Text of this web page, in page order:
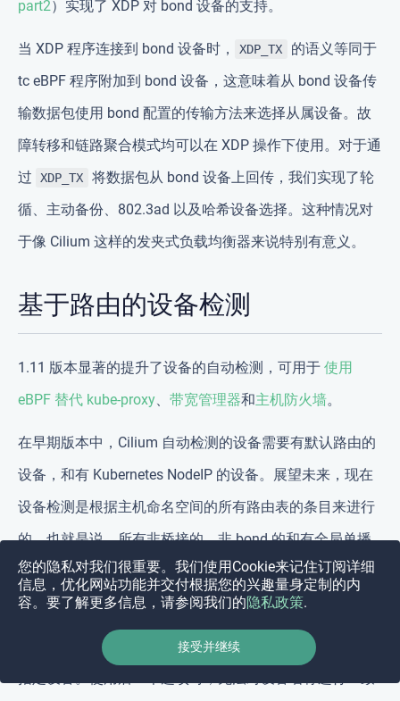
part2）实现了 XDP 对 bond 设备的支持。
当 XDP 程序连接到 bond 设备时， XDP_TX
的语义等同于
tc eBPF 程序附加到 bond 设备，这意味着从 bond 设备传
输数据包使用 bond 配置的传输方法来选择从属设备。故
障转移和链路聚合模式均可以在 XDP 操作下使用。对于通
过
XDP_TX
将数据包从 bond 设备上回传，我们实现了轮
循、主动备份、802.3ad 以及哈希设备选择。这种情况对
于像 Cilium 这样的发夹式负载均衡器来说特别有意义。
基于路由的设备检测
1.11 版本显著的提升了设备的自动检测，可用于 使用
eBPF 替代 kube-proxy、 带宽管理器和主机防火墙。
在早期版本中，Cilium 自动检测的设备需要有默认路由的
设备，和有 Kubernetes NodeIP 的设备。展望未来，现在
设备检测是根据主机命名空间的所有路由表的条目来进行
的。也就是说，所有非桥接的、非 bond 的和有全局单播
路由的非虚拟的设备，现在都能被检测到。
通过这项改进，Cilium 现在应该能够在更复杂的网络设置
中自动检测正确的设备，而无需使用
选项手动
您的隐私对我们很重要。我们使用Cookie来记住订阅详细
信息，优化网站功能并交付根据您的兴趣量身定制的内
容。要了解更多信息，请参阅我们的隐私政策.
接受并继续